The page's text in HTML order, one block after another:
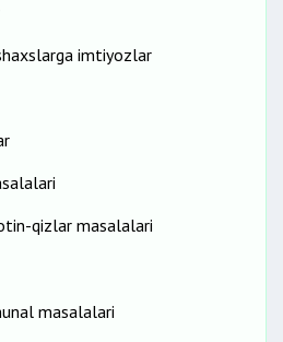
imtiyozlar
qizlar masalalari
masalalari